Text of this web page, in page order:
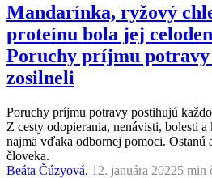
Mandarínka, ryžový
proteínu bola jej
Poruchy príjmu potravy
zosilneli
Poruchy príjmu potravy postihujú
Z cesty odopierania, nenávisti, bolesti
najmä vďaka odbornej pomoci. Ostanú
človeka.
Beáta Čúzyová, 12. januára 20225 min